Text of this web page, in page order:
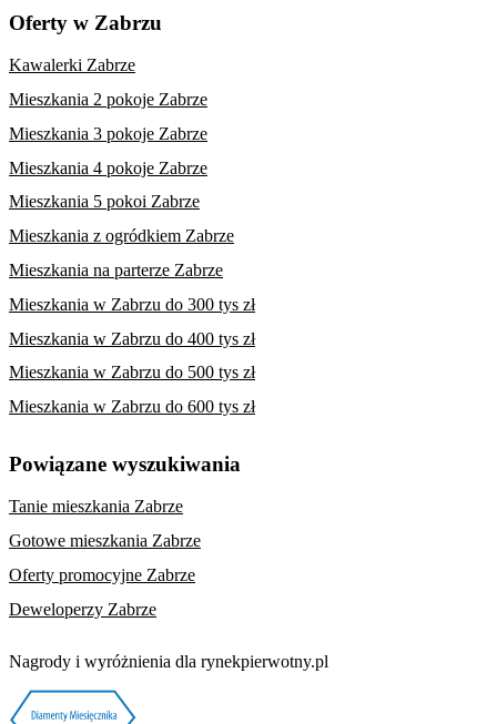
Oferty w Zabrzu
Kawalerki Zabrze
Mieszkania 2 pokoje Zabrze
Mieszkania 3 pokoje Zabrze
Mieszkania 4 pokoje Zabrze
Mieszkania 5 pokoi Zabrze
Mieszkania z ogródkiem Zabrze
Mieszkania na parterze Zabrze
Mieszkania w Zabrzu do 300 tys zł
Mieszkania w Zabrzu do 400 tys zł
Mieszkania w Zabrzu do 500 tys zł
Mieszkania w Zabrzu do 600 tys zł
Powiązane wyszukiwania
Tanie mieszkania Zabrze
Gotowe mieszkania Zabrze
Oferty promocyjne Zabrze
Deweloperzy Zabrze
Nagrody i wyróżnienia dla rynekpierwotny.pl